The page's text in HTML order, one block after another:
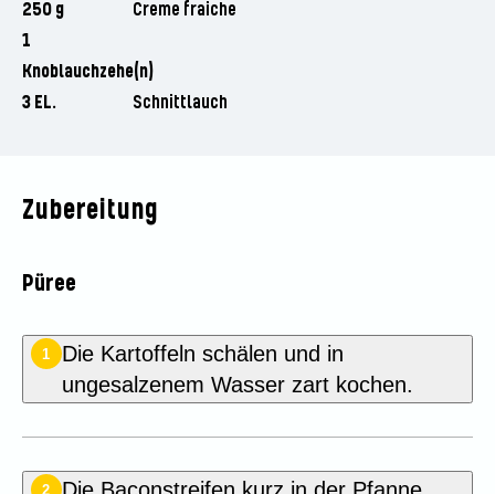
250 g
Creme fraiche
1
Knoblauchzehe(n)
3 EL.
Schnittlauch
Zubereitung
Püree
1
Die Kartoffeln schälen und in
ungesalzenem Wasser zart kochen.
2